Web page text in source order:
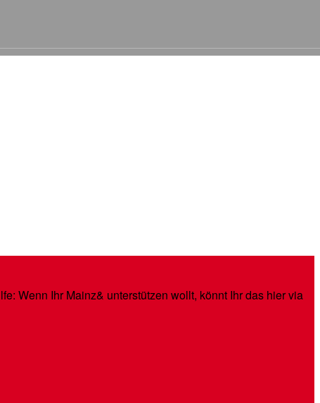
Wenn Ihr Mainz& unterstützen wollt, könnt Ihr das hier via